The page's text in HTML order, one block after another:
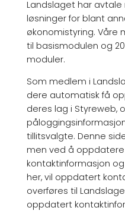
Landslaget har
løsninger for blant
økonomistyring. Våre
til basismodulen og
moduler.
Som medlem i
dere automatisk få
deres lag i Styreweb,
tillitsvalgte. Denne
men ved å
kontaktinformasjon
her, vil oppdatert
overføres til
oppdatert